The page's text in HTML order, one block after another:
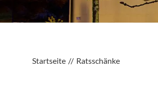
Startseite Ratsschänke